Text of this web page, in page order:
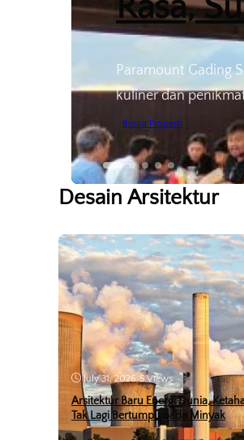
Paramount Gading
kuliner dan
Berita Properti
Desain Arsitektur
July 31, 2026•5 Views
Arsitektur Baru Energi Dunia,
Tak Lagi Bertumpu pada Minyak